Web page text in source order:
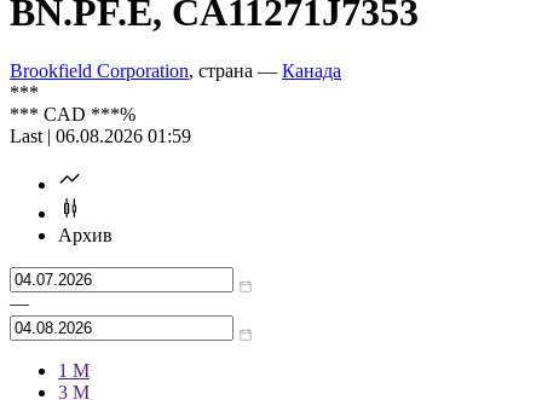
BN.PF.E, CA11271J7353
Brookfield Corporation, страна — Канада
***
*** CAD ***%
Last | 06.08.2026 01:59
Архив
—
1 М
3 М